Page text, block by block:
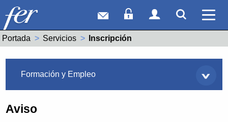
Correo webAcceso Socios
Acceso
Portada Servicios Actual:
Inscripción
Formación y Empleo
Aviso